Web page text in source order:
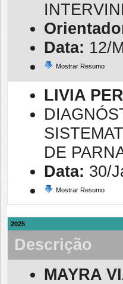
Data: 12/
Mostrar Resumo
LIVIA
DE
Data: 30/
Mostrar Resumo
2025
Descrição
MAYRA